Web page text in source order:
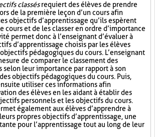
classésrequiert des élèves de prendre
de la première leçon d’un cours afin
objectifs d’apprentissage qu’ils espèrent
cours et de les classer en ordre d’importance
permet donc à l’enseignant d’évaluer à
d’apprentissage choisis par les élèves
pédagogiques du cours. L’enseignant
de comparer le classement des
selon leur importance par rapport à son
objectifs pédagogiques du cours. Puis,
utiliser ces informations afin
des élèves en les aidant à établir des
personnels et les objectifs du cours.
également aux élèves d’apprendre à
propres objectifs d’apprentissage, une
pour l’apprentissage tout au long de leur